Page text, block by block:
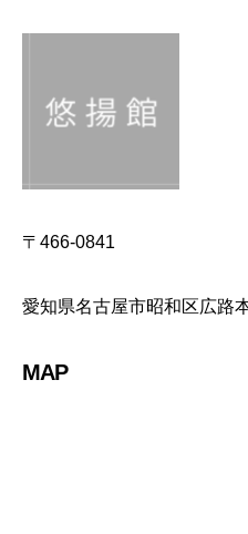
〒466-0841
愛知県名古屋市昭和区広路
MAP